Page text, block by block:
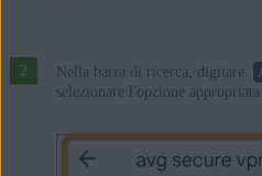
Nella barra di ricerca, digitare
selezionare l'opzione